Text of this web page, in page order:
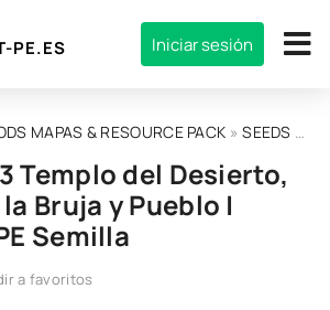
PE.ES Iniciar sesión
MAPAS & RESOURCE PACK »SEEDS
Templo del Desierto,
Bruja y Pueblo |
Semilla
a favoritos